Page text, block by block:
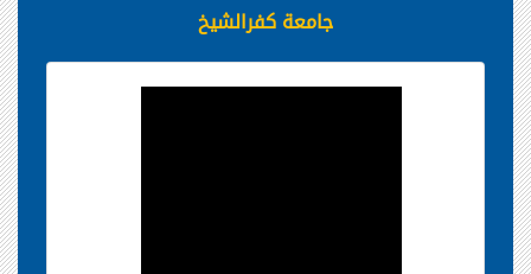
جامعة كفرالشيخ